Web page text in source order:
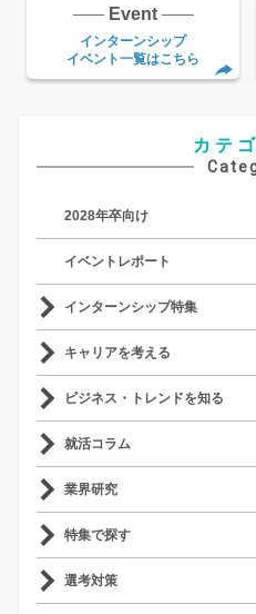
Event
インターンシップ
イベント一覧はこちら
カテ
2028年卒向け
イベントレポート
インターンシップ特集
キャリアを考える
ビジネス・トレンドを知る
就活コラム
業界研究
特集で探す
選考対策